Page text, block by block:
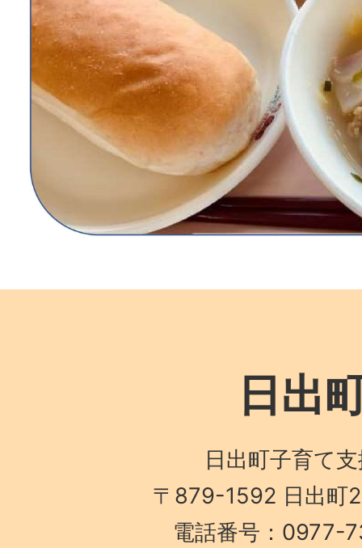
日出
日出町子育て
〒879-1592 日出町
電話番号：0977-